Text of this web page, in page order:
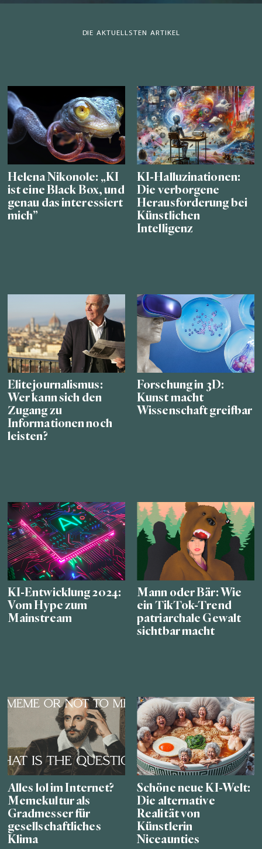
DIE AKTUELLSTEN ARTIKEL
Helena Nikonole: „KI
ist eine Black Box, und
genau das interessiert
mich”
KI-Halluzinationen:
Die verborgene
Herausforderung bei
Künstlichen
Intelligenz
Elitejournalismus:
Wer kann sich den
Zugang zu
Informationen noch
leisten?
Forschung in 3D:
Kunst macht
Wissenschaft greifbar
KI-Entwicklung 2024:
Vom Hype zum
Mainstream
Mann oder Bär: Wie
ein TikTok-Trend
patriarchale Gewalt
sichtbar macht
Alles lol im Internet?
Memekultur als
Gradmesser für
gesellschaftliches
Klima
Schöne neue KI-Welt:
Die alternative
Realität von
Künstlerin
Niceaunties